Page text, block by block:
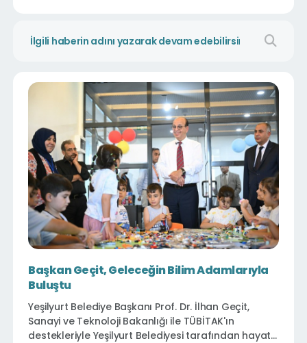
Başkan Geçit, Geleceğin Bilim Adamlarıyla
Buluştu
Yeşilyurt Belediye Başkanı Prof. Dr. İlhan Geçit,
Sanayi ve Teknoloji Bakanlığı ile TÜBİTAK'ın
destekleriyle Yeşilyurt Belediyesi tarafından hayata